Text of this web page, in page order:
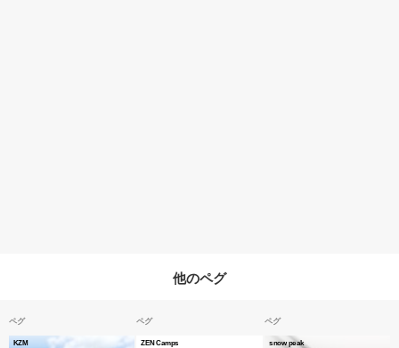
他のペグ
ペグ
KZM
ペグ
ZEN Camps
ペグ
snow peak